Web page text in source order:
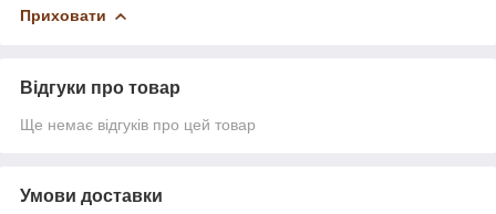
Приховати
Відгуки про товар
Ще немає відгуків про цей товар
Умови доставки